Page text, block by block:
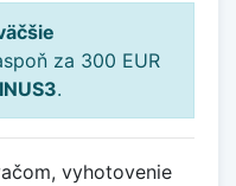
za 300 EUR
.
vyhotovenie